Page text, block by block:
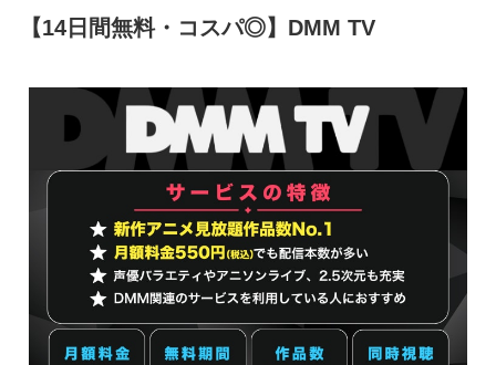
【14日間無料・コスパ◎】DMM TV